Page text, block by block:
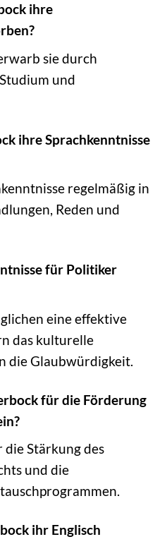
ihre
sie durch
und
ihre Sprachkenntnisse
regelmäßig in
Reden und
für Politiker
eine effektive
das kulturelle
die Glaubwürdigkeit.
für die Förderung
die Stärkung des
und die
ihr Englisch